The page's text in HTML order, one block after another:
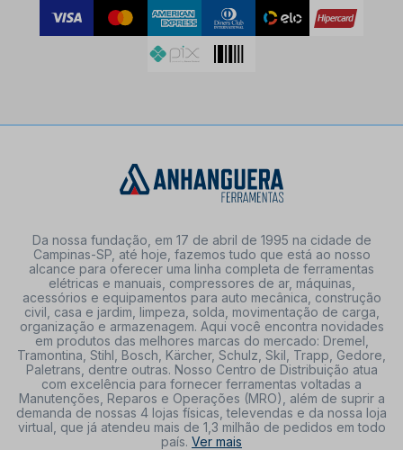
Da nossa fundação, em 17 de abril de 1995 na cidade de
Campinas-SP, até hoje, fazemos tudo que está ao nosso
alcance para oferecer uma linha completa de ferramentas
elétricas e manuais, compressores de ar, máquinas,
acessórios e equipamentos para auto mecânica, construção
civil, casa e jardim, limpeza, solda, movimentação de carga,
organização e armazenagem. Aqui você encontra novidades
em produtos das melhores marcas do mercado: Dremel,
Tramontina, Stihl, Bosch, Kärcher, Schulz, Skil, Trapp, Gedore,
Paletrans, dentre outras. Nosso Centro de Distribuição atua
com excelência para fornecer ferramentas voltadas a
Manutenções, Reparos e Operações (MRO), além de suprir a
demanda de nossas 4 lojas físicas, televendas e da nossa loja
virtual, que já atendeu mais de 1,3 milhão de pedidos em todo
país. Ver mais